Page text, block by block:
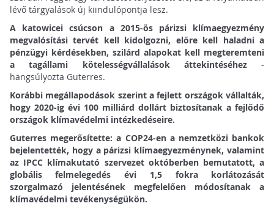
lévő tárgyalások új kiindulópontja lesz.
A katowicei csúcson a 2015-ös párizsi klímaegyezmény
megvalósítási tervét kell kidolgozni, előre kell haladni a
pénzügyi kérdésekben, szilárd alapokat kell megteremteni
a tagállami kötelességvállalások áttekintéséhez-
hangsúlyozta Guterres.
Korábbi megállapodások szerint a fejlett országok vállalták,
hogy 2020-ig évi 100 milliárd dollárt biztosítanak a fejlődő
országok klímavédelmi intézkedéseire.
Guterres megerősítette: a COP24-en a nemzetközi bankok
bejelentették, hogy a párizsi klímaegyezménynek, valamint
az IPCC klímakutató szervezet októberben bemutatott, a
globális felmelegedés évi 1,5 fokra korlátozását
szorgalmazó jelentésének megfelelően módosítanak a
klímavédelmi tevékenységükön.